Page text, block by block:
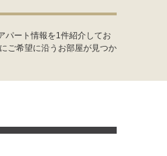
パート情報を1件紹介してお
ご希望に沿うお部屋が見つか